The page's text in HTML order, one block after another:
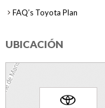
FAQ’s Toyota Plan
UBICACIÓN